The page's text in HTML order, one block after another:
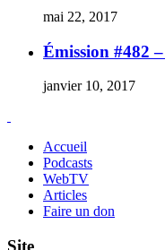
mai 22, 2017
Émission #482
janvier 10, 2017
Accueil
Podcasts
WebTV
Articles
Faire un don
Site